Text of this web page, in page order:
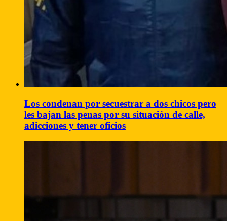
Los condenan por secuestrar a dos chicos pero
les bajan las penas por su situación de calle,
adicciones y tener oficios